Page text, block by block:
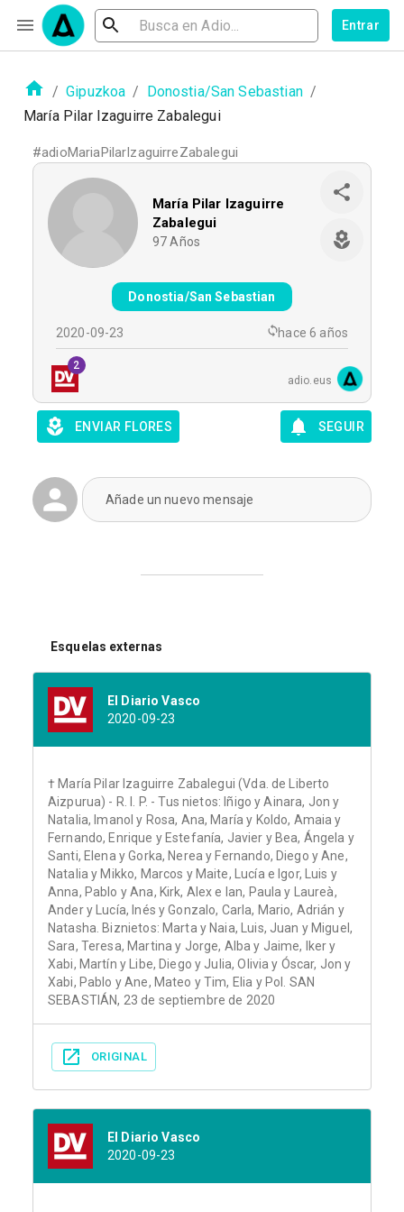
Entrar
/ Gipuzkoa / Donostia/San Sebastian /
María Pilar Izaguirre Zabalegui
#adioMariaPilarIzaguirreZabalegui
María Pilar Izaguirre
Zabalegui
97 Años
Donostia/San Sebastian
2020-09-23 hace 6 años
2
adio.eus
ENVIAR FLORES SEGUIR
Añade un nuevo mensaje
Esquelas externas
El Diario Vasco
2020-09-23
† María Pilar Izaguirre Zabalegui (Vda. de Liberto
Aizpurua) - R. I. P. - Tus nietos: Iñigo y Ainara, Jon y
Natalia, Imanol y Rosa, Ana, María y Koldo, Amaia y
Fernando, Enrique y Estefanía, Javier y Bea, Ángela y
Santi, Elena y Gorka, Nerea y Fernando, Diego y Ane,
Natalia y Mikko, Marcos y Maite, Lucía e Igor, Luis y
Anna, Pablo y Ana, Kirk, Alex e Ian, Paula y Laureà,
Ander y Lucía, Inés y Gonzalo, Carla, Mario, Adrián y
Natasha. Biznietos: Marta y Naia, Luis, Juan y Miguel,
Sara, Teresa, Martina y Jorge, Alba y Jaime, Iker y
Xabi, Martín y Libe, Diego y Julia, Olivia y Óscar, Jon y
Xabi, Pablo y Ane, Mateo y Tim, Elia y Pol. SAN
SEBASTIÁN, 23 de septiembre de 2020
ORIGINAL
El Diario Vasco
2020-09-23